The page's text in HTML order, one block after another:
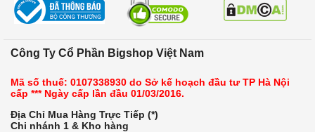
Công Ty Cổ Phần Bigshop Việt Nam
Mã số thuế: 0107338930 do Sở kế hoạch đầu tư TP Hà Nội
cấp *** Ngày cấp lần đầu 01/03/2016.
Địa Chỉ Mua Hàng Trực Tiếp (*)
Chi nhánh 1 & Kho hàng